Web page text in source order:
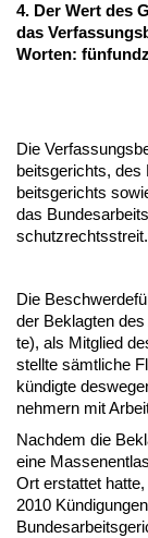
4. Der Wert des
das
Wor­ten:
Die
beits­ge­richts,
beits­ge­richts
das
schutz­rechts­streit.
Die
der Be­klag­ten
te), als Mit­glied
stell­te sämt­li­che
kündig­te
neh­mern mit
Nach­dem die
ei­ne
Ort er­stat­tet
2010